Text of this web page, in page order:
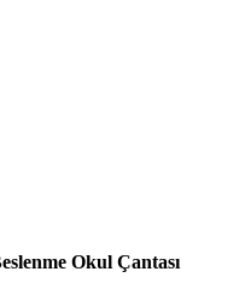
Okul Çantası